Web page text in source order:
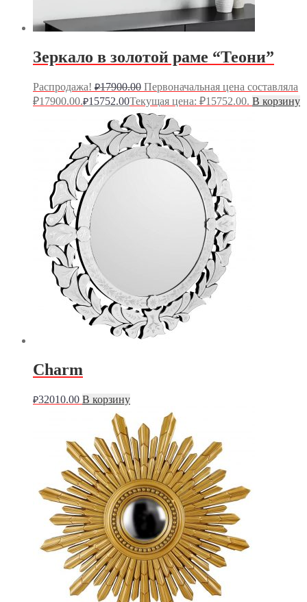
Зеркало в золотой раме “Теони”
Распродажа! ₽17900.00 Первоначальная цена составляла
₽17900.00.₽15752.00Текущая цена: ₽15752.00. В корзину
Charm
₽32010.00 В корзину